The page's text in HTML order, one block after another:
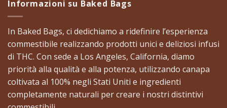
Informazioni su Baked Bags
​In Baked Bags, ci dedichiamo a ridefinire l’esperienza
commestibile realizzando prodotti unici e deliziosi infusi
di THC. Con sede a Los Angeles, California, diamo
priorità alla qualità e alla potenza, utilizzando canapa
coltivata al 100% negli Stati Uniti e ingredienti
completamente naturali per creare i nostri distintivi